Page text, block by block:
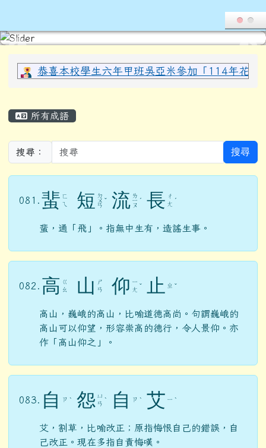
花蓮縣光復鄉西富國民小學全球資
上中區域內容
恭喜本校學生六年甲班吳亞米參加「114年花
所有成語
搜尋： 搜尋
081. 蜚 ㄈ
ㄟ
短 ㄉ
ㄨ
ㄢ
ˇ 流 ㄌ
ㄧ
ㄡ
ˊ 長 ㄔ
ㄤ ˊ
蜚，通「飛」。指無中生有，造謠生事。
082. 高 ㄍ
ㄠ
山
ㄕ
ㄢ
仰 ㄧ
ㄤ ˇ 止 ㄓ ˇ
高山，巍峨的高山，比喻道德高尚。句謂巍峨的
高山可以仰望，形容崇高的德行，令人景仰。亦
作「高山仰之」。
083. 自 ㄗ ˋ 怨 ㄩ
ㄢ ˋ 自 ㄗ ˋ 艾 ㄧ ˋ
艾，割草，比喻改正；原指悔恨自己的錯誤，自
己改正。現在多指自責悔嘆。
頁尾區域